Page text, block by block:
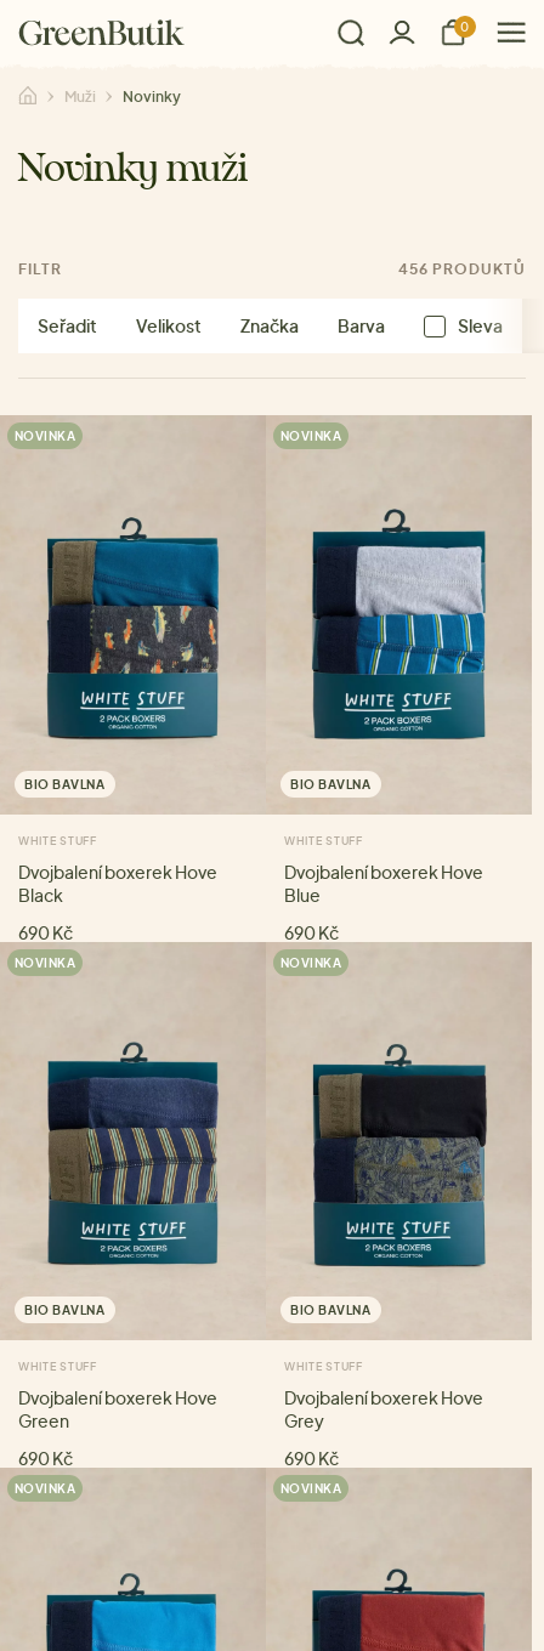
0
Muži Novinky
Novinky muži
FILTR 456 PRODUKTŮ
Seřadit Velikost Značka Barva Sleva
NOVINKA
BIO BAVLNA
WHITE STUFF
Dvojbalení boxerek Hove
Black
690 Kč
NOVINKA
BIO BAVLNA
WHITE STUFF
Dvojbalení boxerek Hove
Blue
690 Kč
NOVINKA
BIO BAVLNA
WHITE STUFF
Dvojbalení boxerek Hove
Green
690 Kč
NOVINKA
BIO BAVLNA
WHITE STUFF
Dvojbalení boxerek Hove
Grey
690 Kč
NOVINKA NOVINKA